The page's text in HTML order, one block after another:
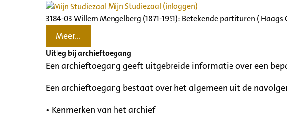
Mijn Studiezaal (inloggen)
3184-03 Willem Mengelberg (1871-1951): Betekende partituren (
Meer...
Uitleg bij archieftoegang
Een archieftoegang geeft uitgebreide informatie over een
Een archieftoegang bestaat over het algemeen uit de
• Kenmerken van het archief